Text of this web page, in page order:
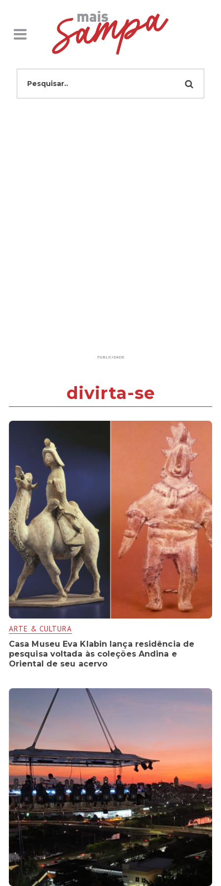
PUBLICIDADE
divirta-se
ARTE & CULTURA
Casa Museu Eva Klabin lança residência de
pesquisa voltada às coleções Andina e
Oriental de seu acervo